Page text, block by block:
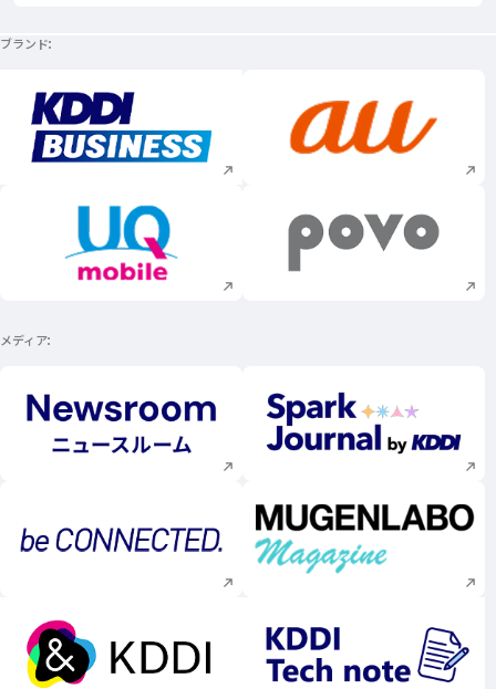
ブランド
新規ウィンドウで開く 新規ウィンドウで
新規ウィンドウで開く 新規ウィンドウで
メディア
新規ウィンドウで開く 新規ウィンドウで
新規ウィンドウで開く 新規ウィンドウで
新規ウィンドウで開く 新規ウィンドウで